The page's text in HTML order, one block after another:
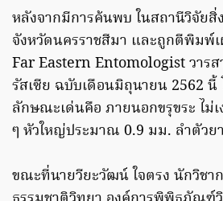
หลังจากมีการค้นพบ ในสถานีวิจัย
จังหวัดนครราชสีมา และถูกตีพิมพ์เ
Far Eastern Entomologist วารส
รัสเซีย ฉบับเดือนมิถุนายน 2562
ลักษณะเด่นคือ ภายนอกขรุขระ ไม่
ๆ หัวใหญ่ประมาณ 0.9 มม. ลำตัวย
ขณะที่นายวียะวัฒน์ ใจตรง นักวิช